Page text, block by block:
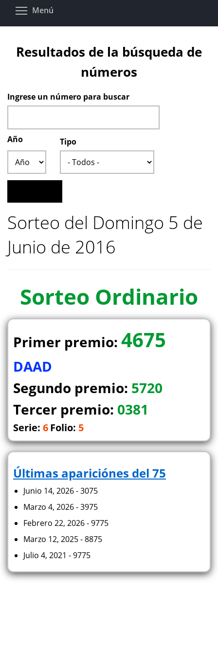
Pasar
Menú
Resultados de la búsqueda de
números
Ingrese un número para buscar
Año
Tipo
Sorteo del Domingo 5 de
Junio de 2016
Sorteo Ordinario
Primer premio: 4675
DAAD
Segundo premio: 5720
Tercer premio: 0381
Serie: 6Folio: 5
Últimas apariciónes del 75
Junio 14, 2026 - 3075
Marzo 4, 2026 - 3975
Febrero 22, 2026 - 9775
Marzo 12, 2025 - 8875
Julio 4, 2021 - 9775